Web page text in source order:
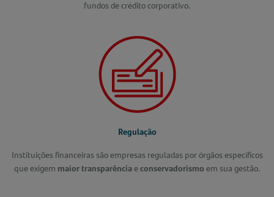
fundos de crédito corporativo.
Regulação
Instituições financeiras são empresas reguladas por órgãos específicos
que exigem maior transparênciaeconservadorismo em sua gestão.